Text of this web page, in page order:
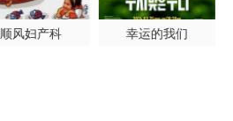
顺风妇产科 幸运的我们